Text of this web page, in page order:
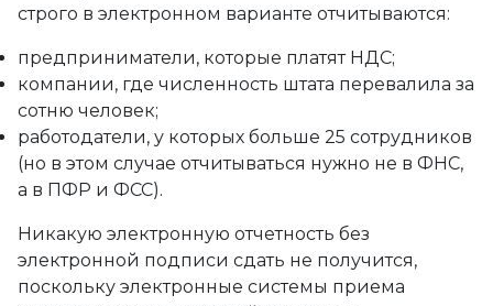
строго в электронном варианте отчитываются:
предприниматели, которые платят НДС;
компании, где численность штата перевалила за
сотню человек;
работодатели, у которых больше 25 сотрудников
(но в этом случае отчитываться нужно не в ФНС,
а в ПФР и ФСС).
Никакую электронную отчетность без
электронной подписи сдать не получится,
поскольку электронные системы приема